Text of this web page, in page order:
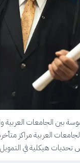
بين الجامعات العربية
العربية مراكز
هيكلية في التمويل